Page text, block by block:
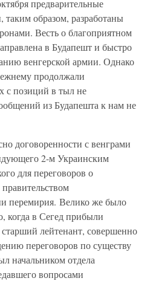
предварительные
образом, разработаны
Весть о благоприятном
в Будапешт и быстро
венгерской армии. Однако
продолжали
с позиций в тыл не
из Будапешта к нам не
договоренности с венграми
2-м Украинским
для переговоров о
перемирия. Велико же было
когда в Сегед прибыли
лейтенант, совершенно
переговоров по существу
начальником отдела
вопросами